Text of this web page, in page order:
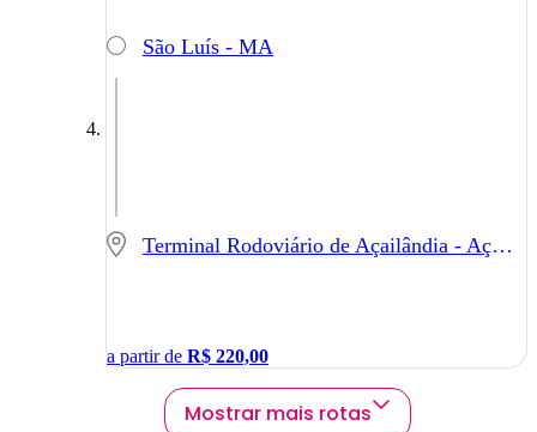
São Luís - MA
Terminal Rodoviário de Açailândia - Açailândia - MA
a partir de R$ 220,00
Mostrar mais rotas